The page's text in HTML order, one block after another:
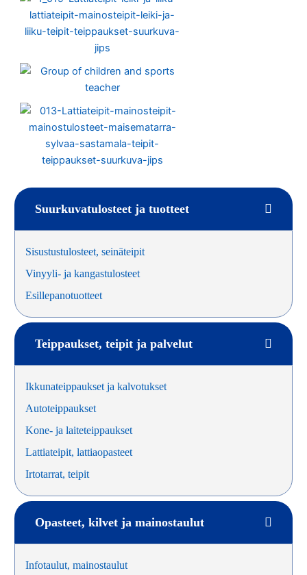
Suurkuvatulosteet ja tuotteet
Sisustustulosteet, seinäteipit
Vinyyli- ja kangastulosteet
Esillepanotuotteet
Teippaukset, teipit ja palvelut
Ikkunateippaukset ja kalvotukset
Autoteippaukset
Kone- ja laiteteippaukset
Lattiateipit, lattiaopasteet
Irtotarrat, teipit
Opasteet, kilvet ja mainostaulut
Infotaulut, mainostaulut